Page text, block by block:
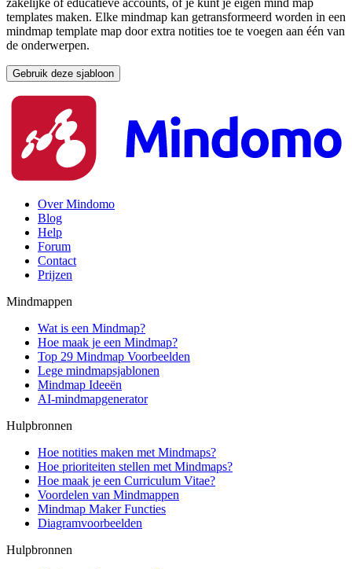
zakelijke of educatieve accounts, of je kunt je eigen mind map
templates maken. Elke mindmap kan getransformeerd worden in een
mindmap template map door extra notities toe te voegen aan één van
de onderwerpen.
Gebruik deze sjabloon
Over Mindomo
Blog
Help
Forum
Contact
Prijzen
Mindmappen
Wat is een Mindmap?
Hoe maak je een Mindmap?
Top 29 Mindmap Voorbeelden
Lege mindmapsjablonen
Mindmap Ideeën
AI-mindmapgenerator
Hulpbronnen
Hoe notities maken met Mindmaps?
Hoe prioriteiten stellen met Mindmaps?
Hoe maak je een Curriculum Vitae?
Voordelen van Mindmappen
Mindmap Maker Functies
Diagramvoorbeelden
Hulpbronnen